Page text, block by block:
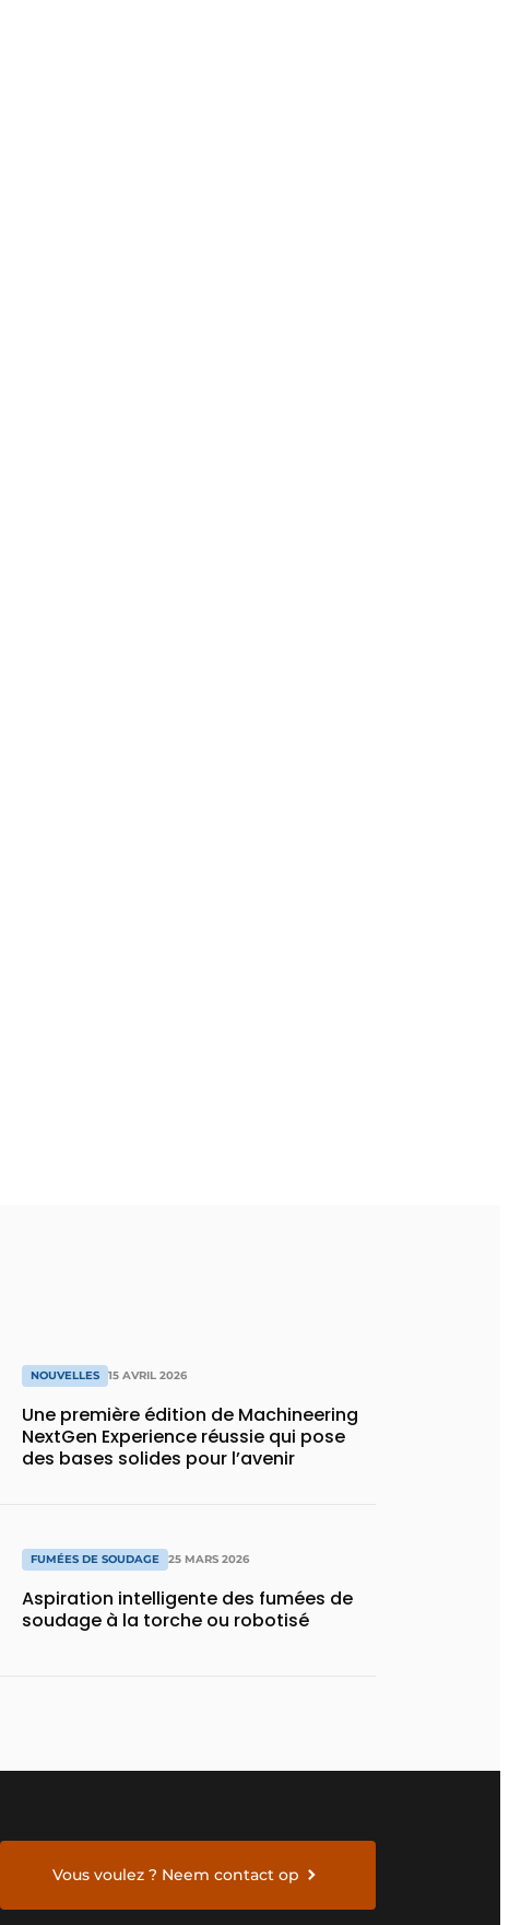
NOUVELLES 15 AVRIL 2026
Une première édition de Machineering
NextGen Experience réussie qui pose
des bases solides pour l’avenir
FUMÉES DE SOUDAGE 25 MARS 2026
Aspiration intelligente des fumées de
soudage à la torche ou robotisé
Vous voulez ? Neem contact op